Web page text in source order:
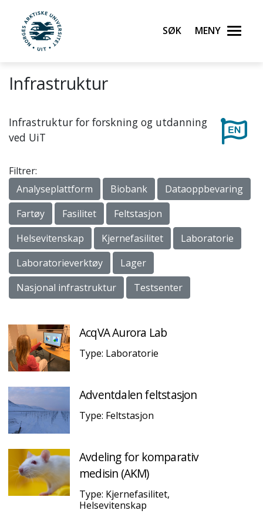
Gå til hovedinnhold
UiT Norges arktiske universitet
Søk Meny
Infrastruktur
Infrastruktur for forskning og utdanning
ved UiT
Filtrer:
Analyseplattform
Biobank
Dataoppbevaring
Fartøy
Fasilitet
Feltstasjon
Helsevitenskap
Kjernefasilitet
Laboratorie
Laboratorieverktøy
Lager
Nasjonal infrastruktur
Testsenter
AcqVA Aurora Lab
Type: Laboratorie
Adventdalen feltstasjon
Type: Feltstasjon
Avdeling for komparativ
medisin (AKM)
Type: Kjernefasilitet,
Helsevitenskap